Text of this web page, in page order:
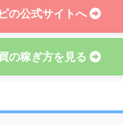
の公式サイトへ
の稼ぎ方を見る